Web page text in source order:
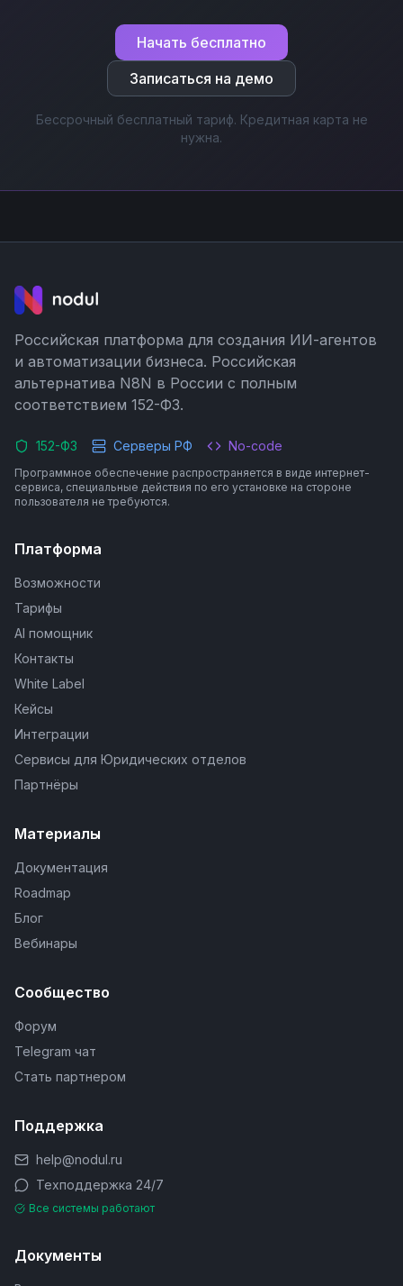
Начать бесплатно
Записаться на демо
Бессрочный бесплатный тариф. Кредитная карта не
нужна.
Российская платформа для создания ИИ-агентов
и автоматизации бизнеса. Российская
альтернатива N8N в России с полным
соответствием 152-ФЗ.
152-ФЗ Серверы РФ No-code
Программное обеспечение распространяется в виде интернет-
сервиса, специальные действия по его установке на стороне
пользователя не требуются.
Платформа
Возможности
Тарифы
AI помощник
Контакты
White Label
Кейсы
Интеграции
Сервисы для Юридических отделов
Партнёры
Материалы
Документация
Roadmap
Блог
Вебинары
Сообщество
Форум
Telegram чат
Стать партнером
Поддержка
help@nodul.ru
Техподдержка 24/7
Все системы работают
Документы